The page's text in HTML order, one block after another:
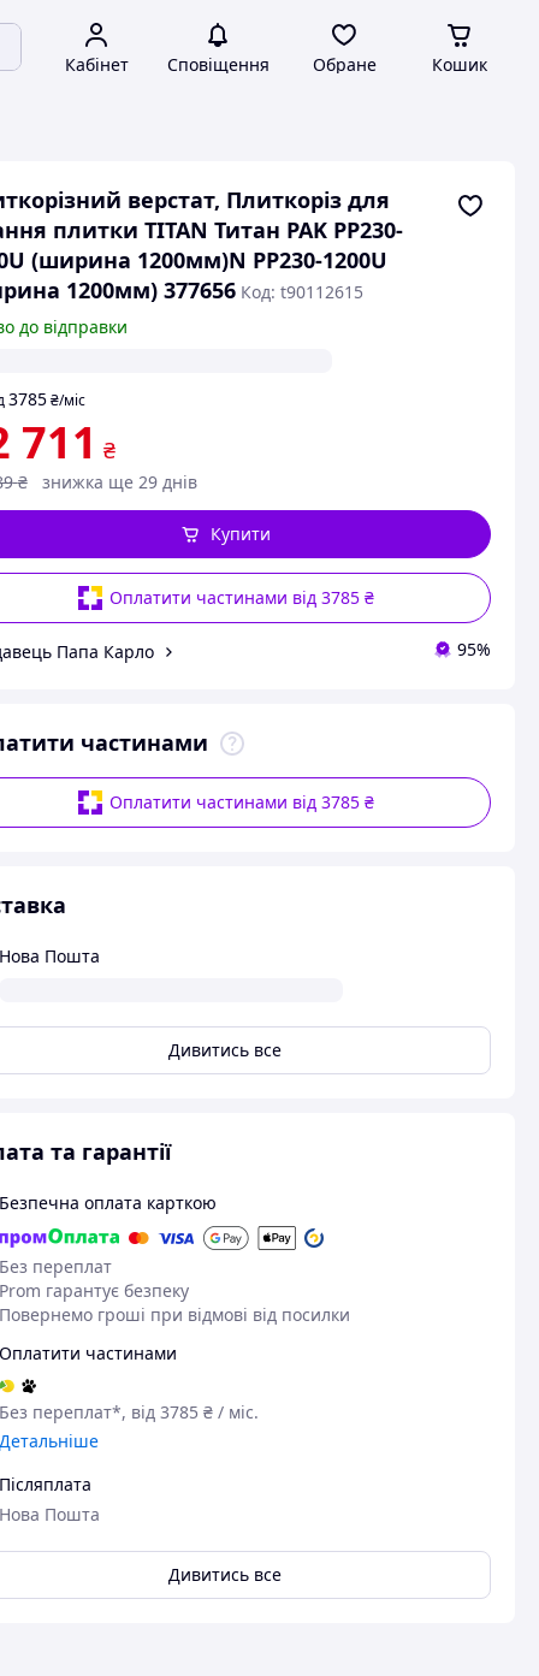
Кабінет Сповіщення Обране Кошик
верстат, Плиткоріз для
плитки TITAN Титан PAK PP230-
(ширина 1200мм)N PP230-1200U
1200мм) 377656 Код: t90112615
до відправки
3785 ₴/міс
711 ₴
₴ знижка ще 29 днів
Оплатити частинами від 3785 ₴
Купити
Папа Карло 95%
частинами
Оплатити частинами від 3785 ₴
Нова Пошта
Дивитись все
та гарантії
Безпечна оплата карткою
Без переплат
Prom гарантує безпеку
Повернемо гроші при відмові від посилки
Оплатити частинами
Без переплат*, від 3785 ₴ / міс.
Детальніше
Післяплата
Нова Пошта
Дивитись все